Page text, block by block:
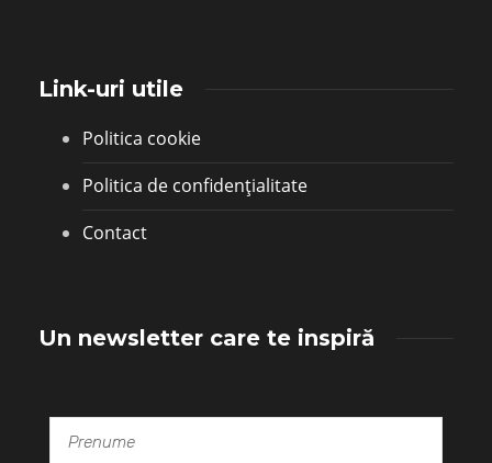
Link-uri utile
Politica cookie
Politica de confidențialitate
Contact
Un newsletter care te inspiră